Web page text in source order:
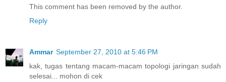
This comment has been removed by the author.
Reply
Ammar September 27, 2010 at 5:46 PM
kak, tugas tentang macam-macam topologi jaringan sudah
selesai... mohon di cek